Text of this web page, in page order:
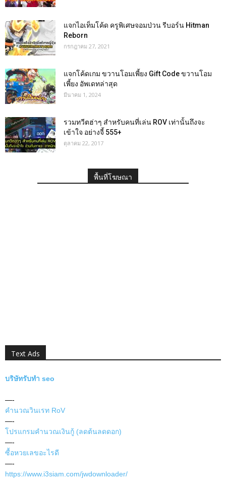
แจกไอเท็มโค้ด ครูพิเศษจอมป่วน รีบอร์น Hitman
Reborn
กรกฎาคม 27, 2021
แจกโค้ดเกม ขวานโอมเพี้ยง Gift Code ขวานโอม
เพี้ยง อัพเดทล่าสุด
มีนาคม 1, 2024
รวมทวีตฮ่าๆ สำหรับคนที่เล่น ROV เท่านั้นถึงจะ
เข้าใจ อย่างจี้ 555+
ตุลาคม 22, 2017
พื้นที่โฆษณา
Text Ads
บริษัทรับทำ seo
—-
คำนวณวินเรท RoV
—-
โปรแกรมคำนวณเงินกู้ (ลดต้นลดดอก)
—-
ซื้อหวยเลขอะไรดี
—-
https://www.i3siam.com/jwdownloader/